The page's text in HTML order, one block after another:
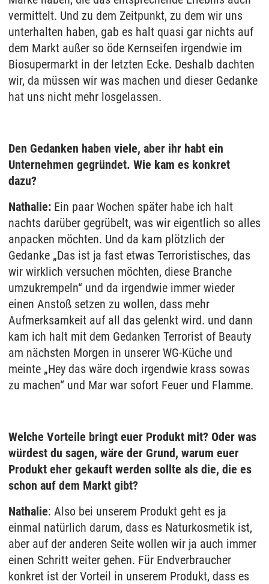
vermittelt. Und zu dem Zeitpunkt, zu dem wir uns
unterhalten haben, gab es halt quasi gar nichts auf
dem Markt außer so öde Kernseifen irgendwie im
Biosupermarkt in der letzten Ecke. Deshalb dachten
wir, da müssen wir was machen und dieser Gedanke
hat uns nicht mehr losgelassen.
Den Gedanken haben viele, aber ihr habt ein
Unternehmen gegründet. Wie kam es konkret
dazu?
Nathalie: Ein paar Wochen später habe ich halt
nachts darüber gegrübelt, was wir eigentlich so alles
anpacken möchten. Und da kam plötzlich der
Gedanke „Das ist ja fast etwas Terroristisches, das
wir wirklich versuchen möchten, diese Branche
umzukrempeln“ und da irgendwie immer wieder
einen Anstoß setzen zu wollen, dass mehr
Aufmerksamkeit auf all das gelenkt wird. und dann
kam ich halt mit dem Gedanken Terrorist of Beauty
am nächsten Morgen in unserer WG-Küche und
meinte „Hey das wäre doch irgendwie krass sowas
zu machen“ und Mar war sofort Feuer und Flamme.
Welche Vorteile bringt euer Produkt mit? Oder was
würdest du sagen, wäre der Grund, warum euer
Produkt eher gekauft werden sollte als die, die es
schon auf dem Markt gibt?
Nathalie: Also bei unserem Produkt geht es ja
einmal natürlich darum, dass es Naturkosmetik ist,
aber auf der anderen Seite wollen wir ja auch immer
einen Schritt weiter gehen. Für Endverbraucher
konkret ist der Vorteil in unserem Produkt, dass es